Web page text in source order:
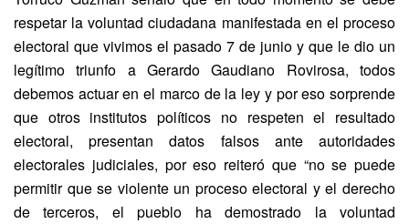
respetar la voluntad ciudadana manifestada en el proceso
electoral que vivimos el pasado 7 de junio y que le dio un
legítimo triunfo a Gerardo Gaudiano Rovirosa, todos
debemos actuar en el marco de la ley y por eso sorprende
que otros institutos políticos no respeten el resultado
electoral, presentan datos falsos ante autoridades
electorales judiciales, por eso reiteró que “no se puede
permitir que se violente un proceso electoral y el derecho
de terceros, el pueblo ha demostrado la voluntad